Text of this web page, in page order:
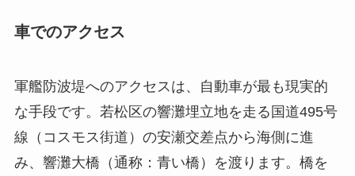
車でのアクセス
軍艦防波堤へのアクセスは、自動車が最も現実的
な手段です。若松区の響灘埋立地を走る国道495号
線（コスモス街道）の安瀬交差点から海側に進
み、響灘大橋（通称：青い橋）を渡ります。橋を